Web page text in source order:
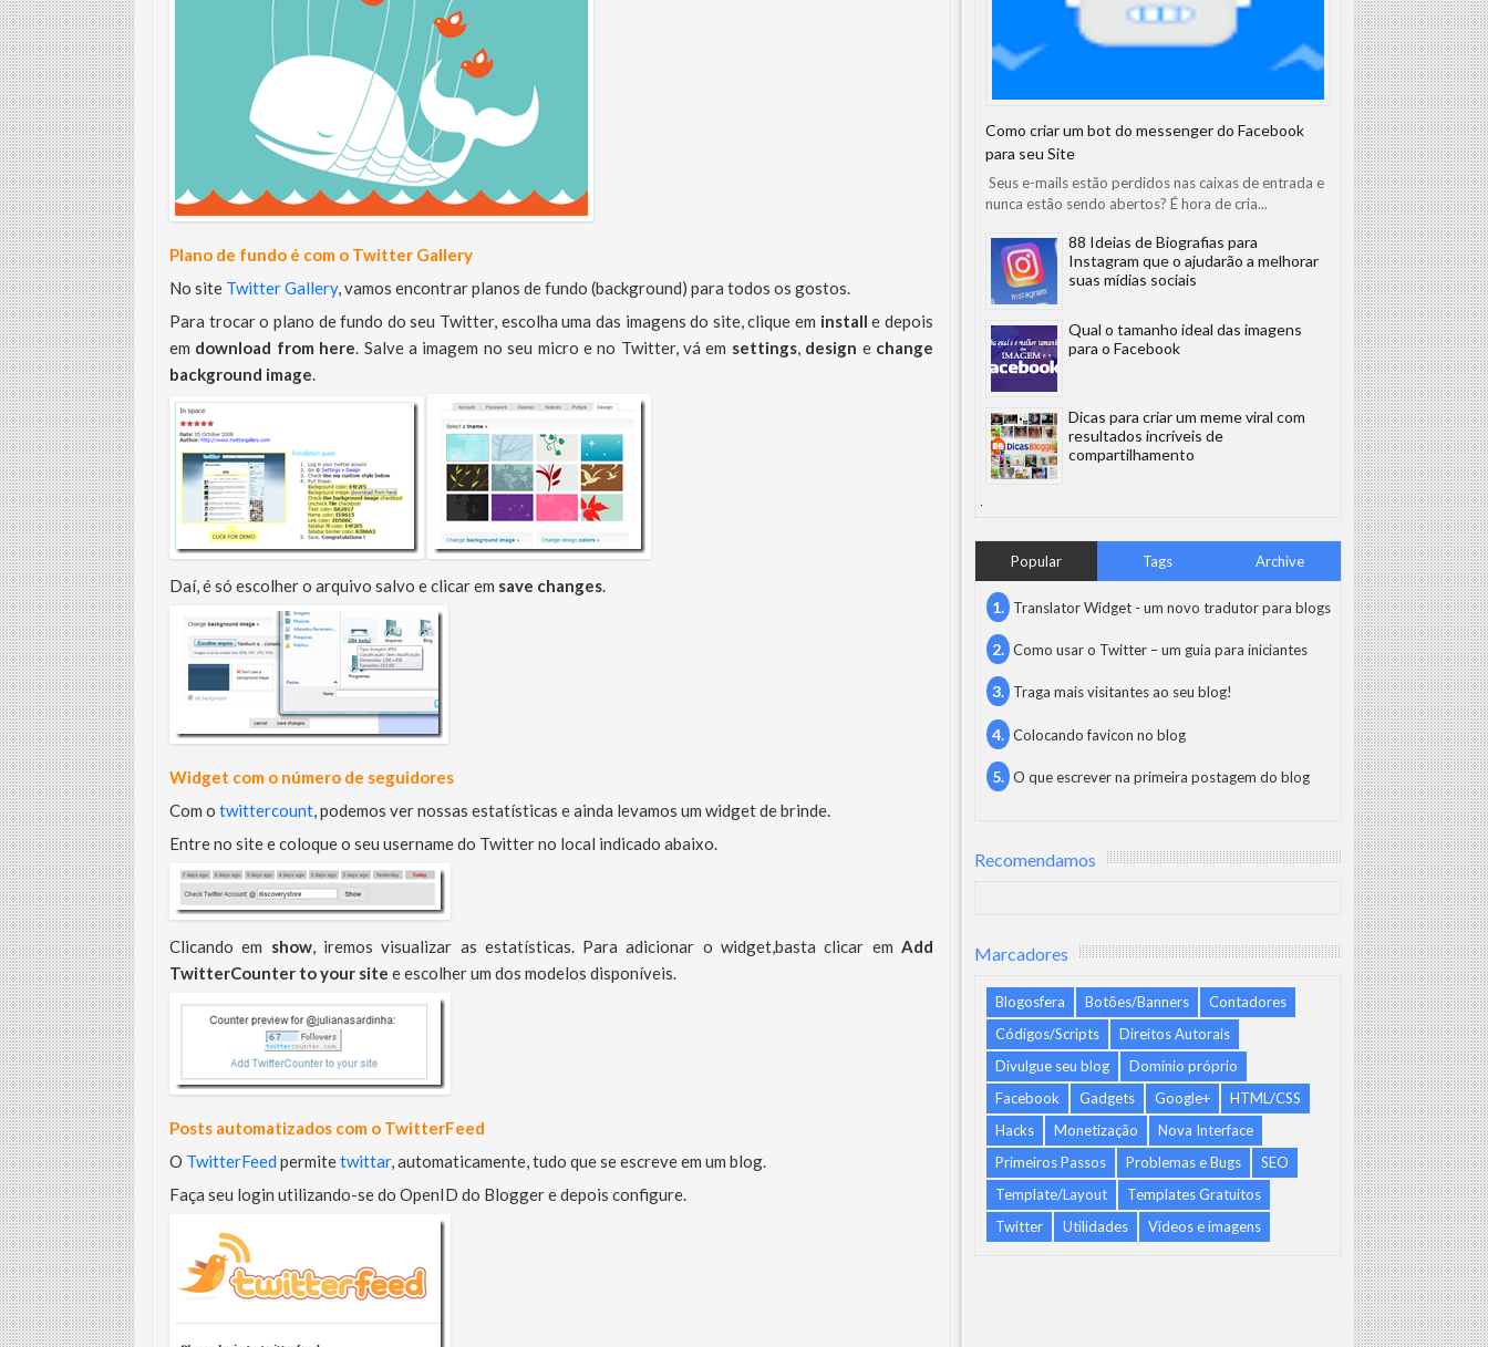
Plano de fundo é com o Twitter Gallery
No site Twitter Gallery, vamos encontrar planos de fundo (background) para todos os gostos.
Para trocar o plano de fundo do seu Twitter, escolha uma das imagens do site, clique em install e depois
em download from here. Salve a imagem no seu micro e no Twitter, vá em settings, design e change
background image.
Daí, é só escolher o arquivo salvo e clicar em save changes.
Widget com o número de seguidores
Com o twittercount, podemos ver nossas estatísticas e ainda levamos um widget de brinde.
Entre no site e coloque o seu username do Twitter no local indicado abaixo.
Clicando em show, iremos visualizar as estatísticas. Para adicionar o widget,basta clicar emAdd
TwitterCounter to your site e escolher um dos modelos disponíveis.
Posts automatizados com o TwitterFeed
O TwitterFeed permitetwittar, automaticamente, tudo que se escreve em um blog.
Faça seu login utilizando-se do OpenID do Blogger e depois configure.
Como criar um bot do messenger do Facebook
para seu Site
Seus e-mails estão perdidos nas caixas de entrada e
nunca estão sendo abertos? É hora de cria...
88 Ideias de Biografias para
Instagram que o ajudarão a melhorar
suas mídias sociais
Qual o tamanho ideal das imagens
para o Facebook
Dicas para criar um meme viral com
resultados incríveis de
compartilhamento
Popular Tags Archive
Translator Widget - um novo tradutor para blogs
Como usar o Twitter – um guia para iniciantes
Traga mais visitantes ao seu blog!
Colocando favicon no blog
O que escrever na primeira postagem do blog
Recomendamos
Marcadores
Blogosfera Botões/Banners
Contadores
Códigos/Scripts
Direitos Autorais
Divulgue seu blog
Domínio próprio
Facebook
Gadgets Google+
HTML/CSS
Hacks
Monetização
Nova Interface
Primeiros Passos
Problemas e Bugs
SEO
Template/Layout
Templates Gratuitos
Twitter
Utilidades Vídeos e imagens